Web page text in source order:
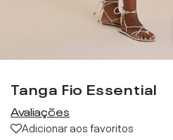
Tanga Fio Essential
Avaliações
Adicionar aos favoritos